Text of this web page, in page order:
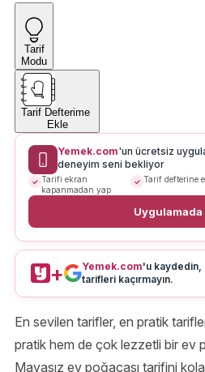
Tarif
Modu
Tarif Defterime
Ekle
Yemek.com'un ücretsiz
deneyim seni bekliyor
Tarifi ekran
kapanmadan yap
Tarif defterine
Uygulamada
+ Yemek.com'u kaydedin,
tarifleri kaçırmayın.
En sevilen tarifler, en pratik
pratik hem de çok lezzetli bir ev
Mayasız ev poğaçası tarifini